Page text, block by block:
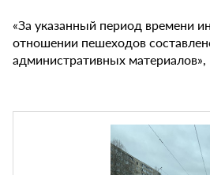
«За указанный период времени
отношении пешеходов
административных